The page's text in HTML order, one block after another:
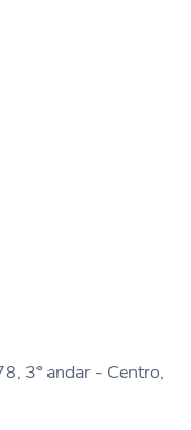
3º andar - Centro,